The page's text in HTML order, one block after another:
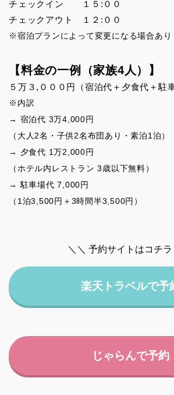
チェックイン １５:００
チェックアウト １２:００
※宿泊プランによって変更になる場合あり
【料金の一例（家族4人）】
５万３,０００円（宿泊代＋夕食代＋駐
※内訳
→ 宿泊代 3万4,000円
（大人2名・子供2名布団あり・素泊1泊）
→ 夕食代 1万2,000円
（ホテル内レストラン 3歳以下無料）
→ 駐車場代 7,000円
（1泊3,500円＋3時間半3,500円）
＼＼ 予約サイトはコチラ
楽天トラベルで予
じゃらんで予約